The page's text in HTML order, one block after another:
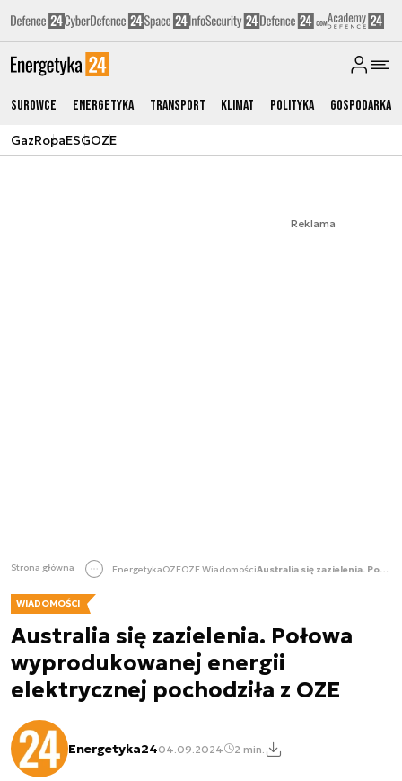
Surowce Energetyka Transport Klimat Polityka Gospodarka
GazRopaESGOZE
Reklama
Strona główna EnergetykaOZEOZE Wiadomości Australia się zazielenia. Połowa wyprodukowanej energii elektrycznej pochodziła z OZE
WIADOMOŚCI
Australia się zazielenia. Połowa
wyprodukowanej energii
elektrycznej pochodziła z OZE
Energetyka2404.09.2024 2 min.